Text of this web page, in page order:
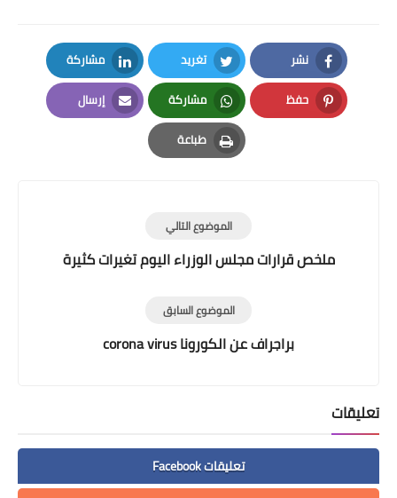
نشر
Facebook
تغريد
Twitter
مشاركة
LinkedIn
حفظ
Pinterest
مشاركة
Whatsapp
إرسال
Email
طباعة
Print
الموضوع التالي
ملخص قرارات مجلس الوزراء اليوم تغيرات كثيرة
الموضوع السابق
براجراف عن الكورونا corona virus
تعليقات
تعليقات Facebook